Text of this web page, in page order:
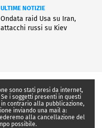
ULTIME NOTIZIE
Ondata raid Usa su Iran,
attacchi russi su Kiev
sono stati presi da internet,
i soggetti presenti in questi
contrario alla pubblicazione,
inviando una mail a:
alla cancellazione del
possibile.